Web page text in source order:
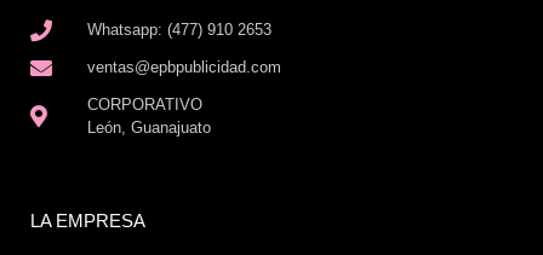
Whatsapp: (477) 910 2653
ventas@epbpublicidad.com
CORPORATIVO
León, Guanajuato
LA EMPRESA